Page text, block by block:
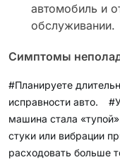
автомобиль и
обслуживании.
Симптомы
#Планируете
исправности авто.
машина стала
стуки или вибрации
расходовать больше